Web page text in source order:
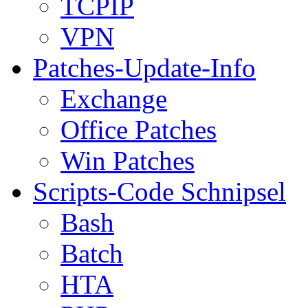
VPN
Patches-Update-Info
Exchange
Office Patches
Win Patches
Scripts-Code Schnipsel
Bash
Batch
HTA